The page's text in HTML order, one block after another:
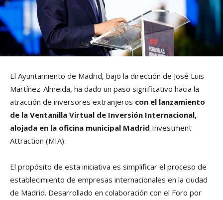
El Ayuntamiento de Madrid, bajo la dirección de José Luis
Martínez-Almeida, ha dado un paso significativo hacia la
atracción de inversores extranjeros con el lanzamiento
de la Ventanilla Virtual de Inversión Internacional,
alojada en la oficina municipal Madrid Investment
Attraction (MIA).
El propósito de esta iniciativa es simplificar el proceso de
establecimiento de empresas internacionales en la ciudad
de Madrid. Desarrollado en colaboración con el Foro por